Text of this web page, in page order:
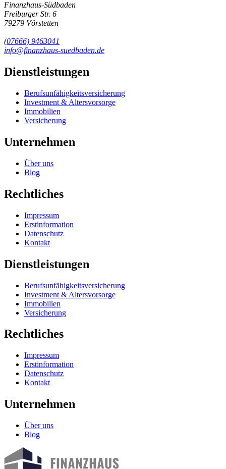
Finanzhaus-Südbaden
Freiburger Str. 6
79279 Vörstetten
(07666) 9463041
info@finanzhaus-suedbaden.de
Dienstleistungen
Berufsunfähigkeits­versicherung
Investment & Altersvorsorge
Immobilien
Versicherung
Unternehmen
Über uns
Blog
Rechtliches
Impressum
Erstinformation
Datenschutz
Kontakt
Dienstleistungen
Berufsunfähigkeits­versicherung
Investment & Altersvorsorge
Immobilien
Versicherung
Rechtliches
Impressum
Erstinformation
Datenschutz
Kontakt
Unternehmen
Über uns
Blog